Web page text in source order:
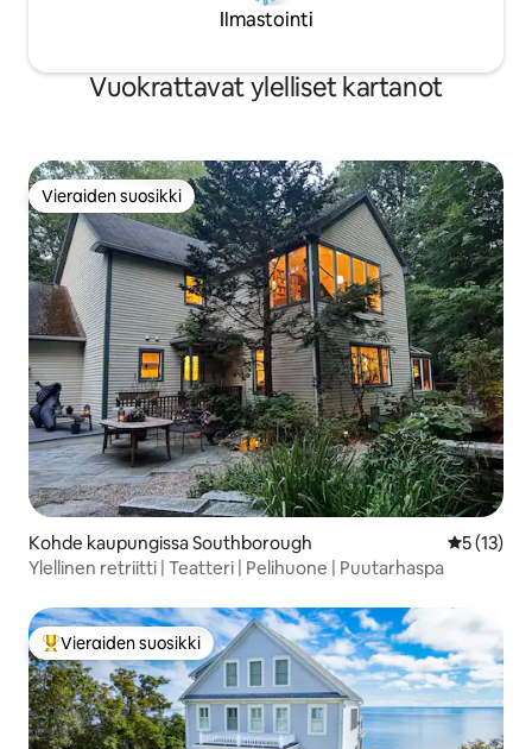
Ilmastointi
Vuokrattavat ylelliset kartanot
Vieraiden suosikki
Vieraiden suosikki
Kohde kaupungissa Southborough
5 (13)
Ylellinen retriitti | Teatteri | Pelihuone | Puutarhaspa
Vieraiden suosikkien parhaimmistoa
Vieraiden suosikki